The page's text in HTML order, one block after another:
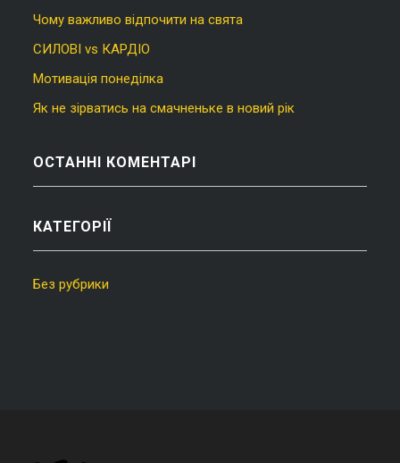
Чому важливо відпочити на свята
СИЛОВІ vs КАРДІО
Мотивація понеділка
Як не зірватись на смачненьке в новий рік
ОСТАННІ КОМЕНТАРІ
КАТЕГОРІЇ
Без рубрики